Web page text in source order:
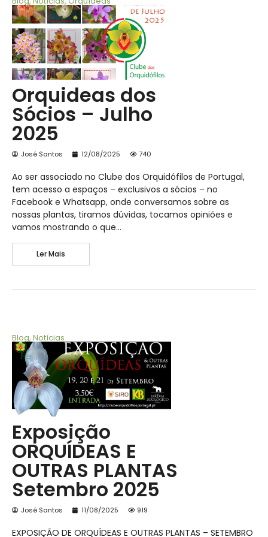
Orquideas dos
Sócios – Julho
2025
José Santos 12/08/2025 740
Ao ser associado no Clube dos Orquidófilos de Portugal,
tem acesso a espaços – exclusivos a sócios – no
Facebook e Whatsapp, onde conversamos sobre as
nossas plantas, tiramos dúvidas, tocamos opiniões e
vamos mostrando o que…
Ler Mais
Blog, Notícias
Exposição
ORQUÍDEAS E
OUTRAS PLANTAS
Setembro 2025
José Santos 11/08/2025 919
EXPOSIÇÃO DE ORQUÍDEAS E OUTRAS PLANTAS – SETEMBRO